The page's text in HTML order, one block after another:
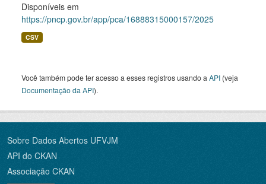
Disponíveis em
https://pncp.gov.br/app/pca/16888315000157/2025
CSV
Você também pode ter acesso a esses registros usando a API (veja
Documentação da API).
Sobre Dados Abertos UFVJM
API do CKAN
Associação CKAN